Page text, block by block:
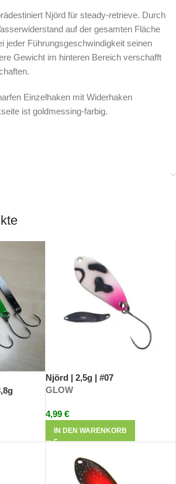
Njörd für steady-retrieve. Durch
auf der gesamten Fläche
jeder Führungsgeschwindigkeit seinen
Gewicht im hinteren Bereich verschafft
Einzelhaken mit Widerhaken
ist goldmessing-farbig.
Njörd | 2,5g | #07
GLOW
4,99 €
IN DEN WARENKORB